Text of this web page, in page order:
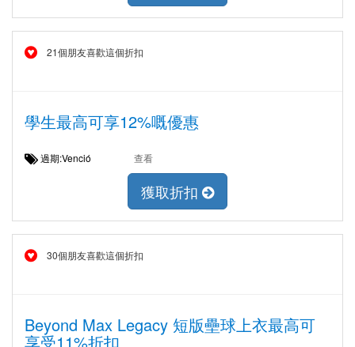
21個朋友喜歡這個折扣
學生最高可享12%嘅優惠
過期:Venció 查看
獲取折扣
30個朋友喜歡這個折扣
Beyond Max Legacy 短版壘球上衣最高可
享受11%折扣